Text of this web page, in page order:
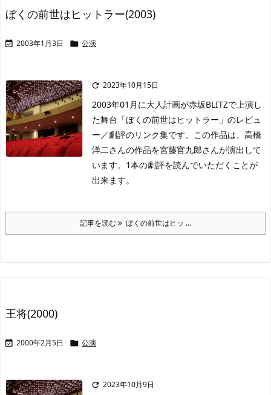
ぼくの前世はヒットラー(2003)
 2003年1月3日  公演
 2023年10月15日
2003年01月に大人計画が赤坂BLITZで上演し
た舞台「ぼくの前世はヒットラー」のレビュ
ー／劇評のリンク集です。この作品は、高橋
洋二さんの作品を宮藤官九郎さんが演出して
います。1本の劇評を読んでいただくことが
出来ます。
記事を読む ぼくの前世はヒッ ...
王将(2000)
 2000年2月5日  公演
 2023年10月9日